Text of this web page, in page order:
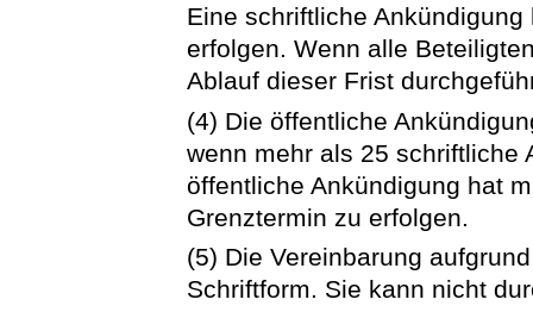
Eine schriftliche
erfolgen. Wenn alle
Ablauf dieser Frist
(4) Die öffentliche
wenn mehr als 25 schriftliche
öffentliche Ankündigung hat
Grenztermin zu erfolgen.
(5) Die Vereinbarung
Schriftform. Sie kann nicht